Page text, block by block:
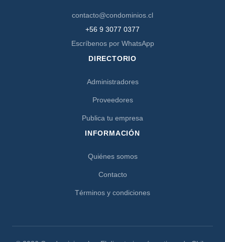
contacto@condominios.cl
+56 9 3077 0377
Escríbenos por WhatsApp
DIRECTORIO
Administradores
Proveedores
Publica tu empresa
INFORMACIÓN
Quiénes somos
Contacto
Términos y condiciones